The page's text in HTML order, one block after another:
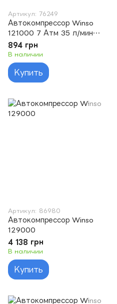
Артикул: 76249
Автокомпрессор Winso
121000 7 Атм 35 л/мин
150 Вт
894 грн
В наличии
Купить
Артикул: 86980
Автокомпрессор Winso
129000
4 138 грн
В наличии
Купить